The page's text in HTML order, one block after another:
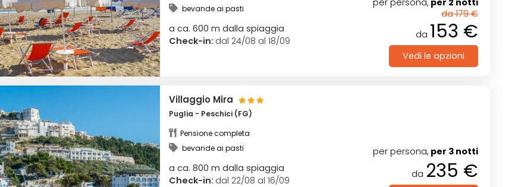
bevande ai pasti
a ca. 600 m dalla spiaggia
Check-in: dal 24/08 al 18/09
da 179 €
da 153 €
Vedi le opzioni
Villaggio Mira
Puglia - Peschici (FG)
Pensione completa
bevande ai pasti
a ca. 800 m dalla spiaggia
Check-in: dal 22/08 al 16/09
per persona, per 3 notti
da 235 €